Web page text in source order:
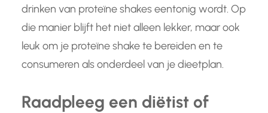
drinken van proteïne shakes eentonig wordt. Op
die manier blijft het niet alleen lekker, maar ook
leuk om je proteïne shake te bereiden en te
consumeren als onderdeel van je dieetplan.
Raadpleeg een diëtist of